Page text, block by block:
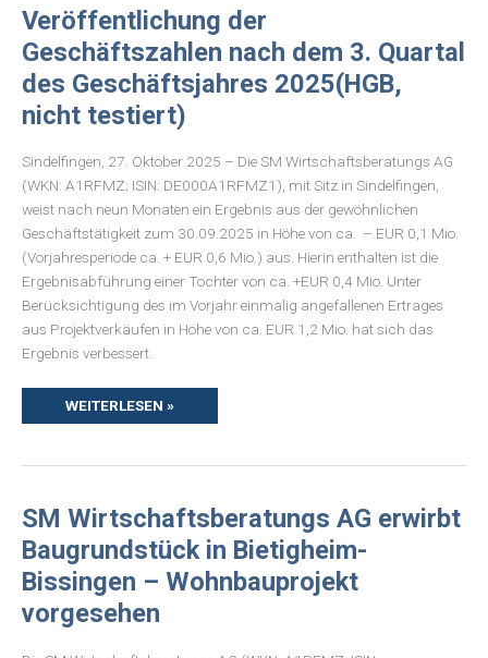
Veröffentlichung der
Geschäftszahlen nach dem 3. Quartal
des Geschäftsjahres 2025(HGB,
nicht testiert)
Sindelfingen, 27. Oktober 2025 – Die SM Wirtschaftsberatungs AG
(WKN: A1RFMZ; ISIN: DE000A1RFMZ1), mit Sitz in Sindelfingen,
weist nach neun Monaten ein Ergebnis aus der gewöhnlichen
Geschäftstätigkeit zum 30.09.2025 in Höhe von ca. – EUR 0,1 Mio.
(Vorjahresperiode ca. + EUR 0,6 Mio.) aus. Hierin enthalten ist die
Ergebnisabführung einer Tochter von ca. +EUR 0,4 Mio. Unter
Berücksichtigung des im Vorjahr einmalig angefallenen Ertrages
aus Projektverkäufen in Höhe von ca. EUR 1,2 Mio. hat sich das
Ergebnis verbessert.
VERÖFFENTLICHUNG
DER
GESCHÄFTSZAHLEN
NACH
3.
QUARTAL
DES
GESCHÄFTSJAHRES
NICHT
TESTIERT)
WEITERLESEN »
SM Wirtschaftsberatungs AG erwirbt
Baugrundstück in Bietigheim-
Bissingen – Wohnbauprojekt
vorgesehen
SM
WIRTSCHAFTSBERATUNGS
ERWIRBT
BAUGRUNDSTÜCK
IN
BIETIGHEIM-
BISSINGEN
–
VORGESEHEN